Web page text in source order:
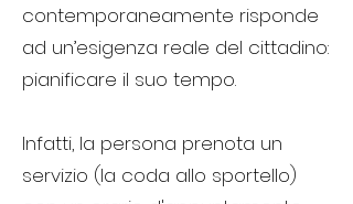
contemporaneamente risponde
ad un’esigenza reale del cittadino:
pianificare il suo tempo.
Infatti, la persona prenota un
servizio (la coda allo sportello)